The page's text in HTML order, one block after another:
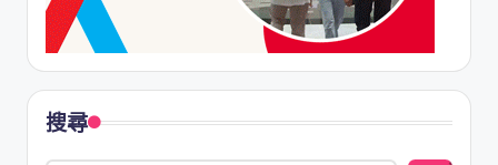
搜尋